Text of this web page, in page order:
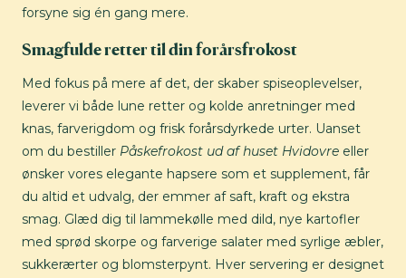
forsyne sig én gang mere.
Smagfulde retter til din forårsfrokost
Med fokus på mere af det, der skaber spiseoplevelser,
leverer vi både lune retter og kolde anretninger med
knas, farverigdom og frisk forårsdyrkede urter. Uanset
om du bestiller Påskefrokost ud af huset Hvidovre eller
ønsker vores elegante hapsere som et supplement, får
du altid et udvalg, der emmer af saft, kraft og ekstra
smag. Glæd dig til lammekølle med dild, nye kartofler
med sprød skorpe og farverige salater med syrlige æbler,
sukkerærter og blomsterpynt. Hver servering er designet